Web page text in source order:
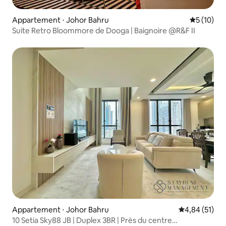
Appartement ⋅ Johor Bahru
5 (10)
Suite Retro Bloommore de Dooga | Baignoire @R&F II
Appartement ⋅ Johor Bahru Évaluation
4,84 (51)
10 Setia Sky88 JB | Duplex 3BR | Près du centre